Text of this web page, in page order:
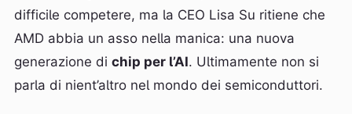
difficile competere, ma la CEO Lisa Su ritiene che
AMD abbia un asso nella manica: una nuova
generazione di chip per l’AI. Ultimamente non si
parla di nient’altro nel mondo dei semiconduttori.